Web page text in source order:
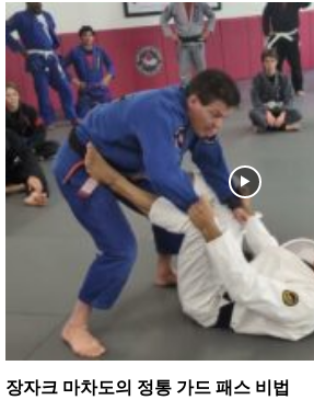
장자크 마차도의 정통 가드 패스 비법